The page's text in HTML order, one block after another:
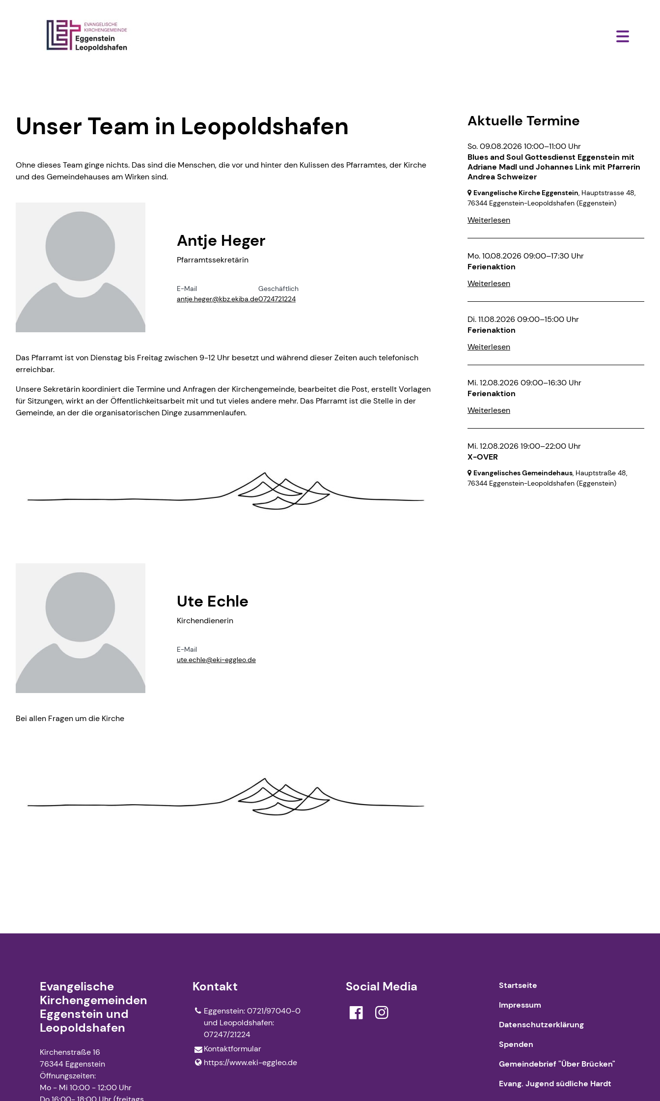
Unser Team in Leopoldshafen
Ohne dieses Team ginge nichts. Das sind die Menschen, die vor und hinter den Kulissen des Pfarramtes, der Kirche
und des Gemeindehauses am Wirken sind.
Antje Heger
Pfarramtssekretärin
E-Mail
antje.​heger@​kbz.​ekiba.​de
Geschäftlich
0724721224
Das Pfarramt ist von Dienstag bis Freitag zwischen 9-12 Uhr besetzt und während dieser Zeiten auch telefonisch
erreichbar.
Unsere Sekretärin koordiniert die Termine und Anfragen der Kirchengemeinde, bearbeitet die Post, erstellt Vorlagen
für Sitzungen, wirkt an der Öffentlichkeitsarbeit mit und tut vieles andere mehr. Das Pfarramt ist die Stelle in der
Gemeinde, an der die organisatorischen Dinge zusammenlaufen.
Ute Echle
Kirchendienerin
E-Mail
ute.​echle@​eki-eggleo.​de
Bei allen Fragen um die Kirche
Aktuelle Termine
So. 09.08.2026 10:00–11:00 Uhr
Blues and Soul Gottesdienst Eggenstein mit
Adriane Madl und Johannes Link mit Pfarrerin
Andrea Schweizer
Evangelische Kirche Eggenstein, Hauptstrasse 48,
76344 Eggenstein-Leopoldshafen (Eggenstein)
Weiterlesen
Mo. 10.08.2026 09:00–17:30 Uhr
Ferienaktion
Weiterlesen
Di. 11.08.2026 09:00–15:00 Uhr
Ferienaktion
Weiterlesen
Mi. 12.08.2026 09:00–16:30 Uhr
Ferienaktion
Weiterlesen
Mi. 12.08.2026 19:00–22:00 Uhr
X-OVER
Evangelisches Gemeindehaus, Hauptstraße 48,
76344 Eggenstein-Leopoldshafen (Eggenstein)
Evangelische
Kirchengemeinden
Eggenstein und
Leopoldshafen
Kirchenstraße 16
76344 Eggenstein
Öffnungszeiten:
Mo - Mi 10:00 - 12:00 Uhr
Kontakt
Eggenstein: 0721/97040-0
und Leopoldshafen:
07247/21224
Kontaktformular
https://www.​eki-eggleo.​de
Social Media
Startseite
Impressum
Datenschutzerklärung
Spenden
Gemeindebrief "Über Brücken"
Evang. Jugend südliche Hardt